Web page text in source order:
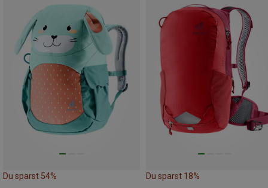
Du sparst 54% Du sparst 18%